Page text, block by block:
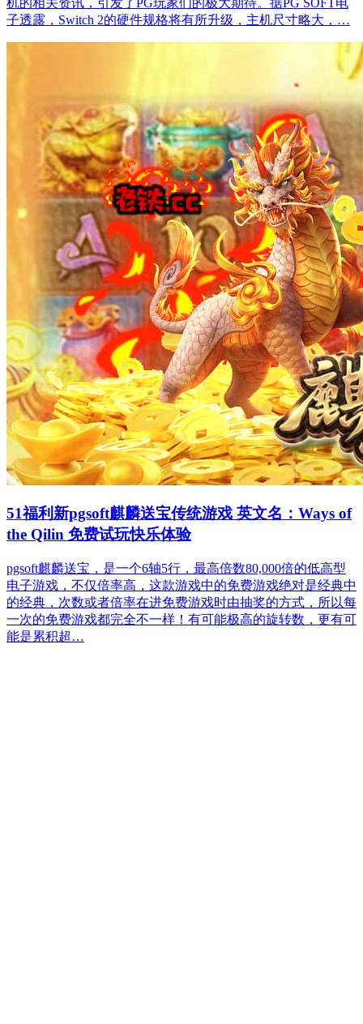
子透露，Switch 2的硬件规格将有所升级，主机尺寸略大，…
51福利新pgsoft麒麟送宝传统游戏 英文名：Ways of
the Qilin 免费试玩快乐体验
pgsoft麒麟送宝，是一个6轴5行，最高倍数80,000倍的低高型
电子游戏，不仅倍率高，这款游戏中的免费游戏绝对是经典中
的经典，次数或者倍率在进免费游戏时由抽奖的方式，所以每
一次的免费游戏都完全不一样！有可能极高的旋转数，更有可
能是累积超…